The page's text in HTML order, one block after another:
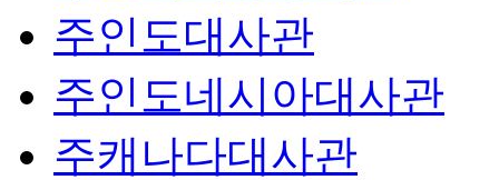
주인도대사관
주인도네시아대사관
주캐나다대사관